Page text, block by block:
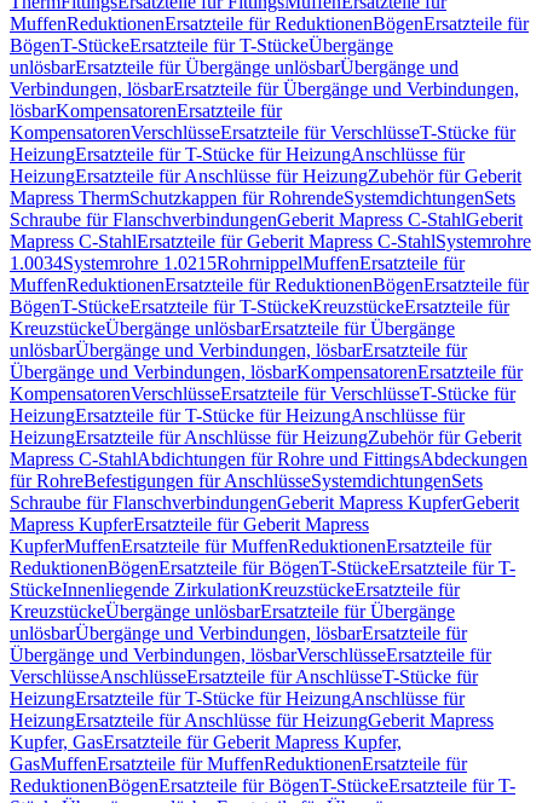
MuffenReduktionenErsatzteile für ReduktionenBögenErsatzteile für
BögenT-StückeErsatzteile für T-StückeÜbergänge
unlösbarErsatzteile für Übergänge unlösbarÜbergänge und
Verbindungen, lösbarErsatzteile für Übergänge und Verbindungen,
lösbarKompensatorenErsatzteile für
KompensatorenVerschlüsseErsatzteile für VerschlüsseT-Stücke für
HeizungErsatzteile für T-Stücke für HeizungAnschlüsse für
HeizungErsatzteile für Anschlüsse für HeizungZubehör für Geberit
Mapress ThermSchutzkappen für RohrendeSystemdichtungenSets
Schraube für FlanschverbindungenGeberit Mapress C-StahlGeberit
Mapress C-StahlErsatzteile für Geberit Mapress C-StahlSystemrohre
1.0034Systemrohre 1.0215RohrnippelMuffenErsatzteile für
MuffenReduktionenErsatzteile für ReduktionenBögenErsatzteile für
BögenT-StückeErsatzteile für T-StückeKreuzstückeErsatzteile für
KreuzstückeÜbergänge unlösbarErsatzteile für Übergänge
unlösbarÜbergänge und Verbindungen, lösbarErsatzteile für
Übergänge und Verbindungen, lösbarKompensatorenErsatzteile für
KompensatorenVerschlüsseErsatzteile für VerschlüsseT-Stücke für
HeizungErsatzteile für T-Stücke für HeizungAnschlüsse für
HeizungErsatzteile für Anschlüsse für HeizungZubehör für Geberit
Mapress C-StahlAbdichtungen für Rohre und FittingsAbdeckungen
für RohreBefestigungen für AnschlüsseSystemdichtungenSets
Schraube für FlanschverbindungenGeberit Mapress KupferGeberit
Mapress KupferErsatzteile für Geberit Mapress
KupferMuffenErsatzteile für MuffenReduktionenErsatzteile für
ReduktionenBögenErsatzteile für BögenT-StückeErsatzteile für T-
StückeInnenliegende ZirkulationKreuzstückeErsatzteile für
KreuzstückeÜbergänge unlösbarErsatzteile für Übergänge
unlösbarÜbergänge und Verbindungen, lösbarErsatzteile für
Übergänge und Verbindungen, lösbarVerschlüsseErsatzteile für
VerschlüsseAnschlüsseErsatzteile für AnschlüsseT-Stücke für
HeizungErsatzteile für T-Stücke für HeizungAnschlüsse für
HeizungErsatzteile für Anschlüsse für HeizungGeberit Mapress
Kupfer, GasErsatzteile für Geberit Mapress Kupfer,
GasMuffenErsatzteile für MuffenReduktionenErsatzteile für
ReduktionenBögenErsatzteile für BögenT-StückeErsatzteile für T-